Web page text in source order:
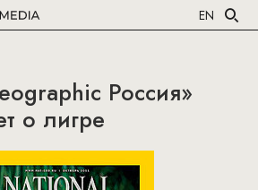
EN
Россия»
о лигре